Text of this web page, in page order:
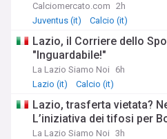
Calciomercato.com 2h
Juventus (it)
Calcio (it)
Lazio, il Corriere dello
"Inguardabile!"
La Lazio Siamo Noi
6h
Lazio (it)
Calcio (it)
Lazio, trasferta vietata?
L’iniziativa dei tifosi per
La Lazio Siamo Noi 3h